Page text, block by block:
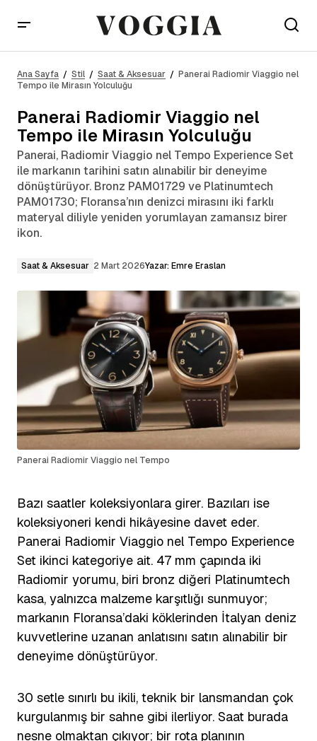
Yolculuğu
Ana Sayfa Stil Saat & Aksesuar
Panerai Radiomir Viaggio nel
Tempo ile Mirasın Yolculuğu
Panerai Radiomir Viaggio nel
Tempo ile Mirasın Yolculuğu
Panerai, Radiomir Viaggio nel Tempo Experience Set
ile markanın tarihini satın alınabilir bir deneyime
dönüştürüyor. Bronz PAM01729 ve Platinumtech
PAM01730; Floransa’nın denizci mirasını iki farklı
materyal diliyle yeniden yorumlayan zamansız birer
ikon.
Saat & Aksesuar 2 Mart 2026Yazar: Emre Eraslan
Panerai Radiomir Viaggio nel Tempo
Bazı saatler koleksiyonlara girer. Bazıları ise
koleksiyoneri kendi hikâyesine davet eder.
Panerai Radiomir Viaggio nel Tempo Experience
Set ikinci kategoriye ait. 47 mm çapında iki
Radiomir yorumu, biri bronz diğeri Platinumtech
kasa, yalnızca malzeme karşıtlığı sunmuyor;
markanın Floransa’daki köklerinden İtalyan deniz
kuvvetlerine uzanan anlatısını satın alınabilir bir
deneyime dönüştürüyor.
30 setle sınırlı bu ikili, teknik bir lansmandan çok
kurgulanmış bir sahne gibi ilerliyor. Saat burada
nesne olmaktan çıkıyor; bir rota planının